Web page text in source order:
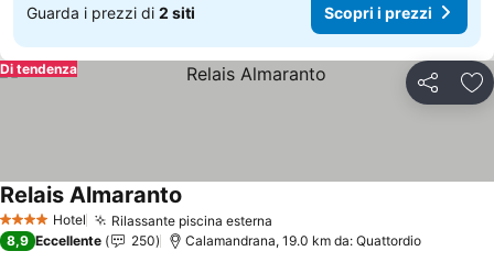
Guarda i prezzi di 2 siti Scopri i prezzi
Condividi
Di tendenza
4 Stelle Hotel Rilassante piscina esterna
Relais Almaranto
8,9 Eccellente 250 Calamandrana, 19.0 km da: Quattordio